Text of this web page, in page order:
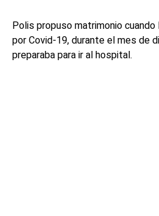
Polis propuso matrimonio
por Covid-19, durante el mes de
preparaba para ir al hospital.